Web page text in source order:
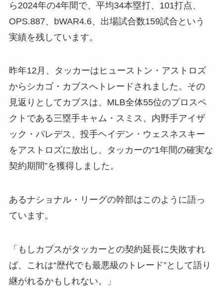
ら2024年の4年間で、平均34本塁打、101打点、
OPS.887、bWAR4.6、出場試合数159試合という
実績を残しています。
昨年12月、タッカーはヒューストン・アストロズ
からシカゴ・カブスへトレードされました。その
見返りとしてカブスは、MLB全体55位のプロスペ
クトである三塁手キャム・スミス、内野手アイザ
ック・パレデス、投手ヘイデン・ウェスネスキー
をアストロズに放出し、タッカーの“1年間の確実な
契約期間”を獲得しました。
あるナショナル・リーグの幹部はこのように語っ
ています。
「もしカブスがタッカーとの契約延長に失敗すれ
ば、これは“歴代でも最悪級のトレード”として語り
継がれるかもしれない。」